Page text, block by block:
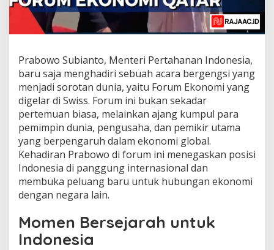
Prabowo Subianto, Menteri Pertahanan Indonesia,
baru saja menghadiri sebuah acara bergengsi yang
menjadi sorotan dunia, yaitu Forum Ekonomi yang
digelar di Swiss. Forum ini bukan sekadar
pertemuan biasa, melainkan ajang kumpul para
pemimpin dunia, pengusaha, dan pemikir utama
yang berpengaruh dalam ekonomi global.
Kehadiran Prabowo di forum ini menegaskan posisi
Indonesia di panggung internasional dan
membuka peluang baru untuk hubungan ekonomi
dengan negara lain.
Momen Bersejarah untuk
Indonesia